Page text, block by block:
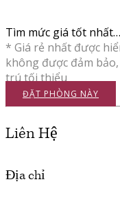
Tìm mức giá tốt nhất…
* Giá rẻ nhất được
không được đảm
trú tối thiểu
ĐẶT PHÒNG NÀY
Liên Hệ
Địa chỉ